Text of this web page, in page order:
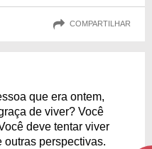
COMPARTILHAR
que era ontem,
de viver? Você
deve tentar viver
outras perspectivas.